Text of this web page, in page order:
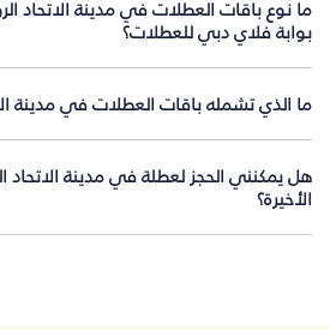
ما نوع باقات العطلات في مدينة الاتحاد
بوابة فلاي دبي للعطلات؟
ما الذي تشمله باقات العطلات في مدينة
هل يمكنني الحجز لعطلة في مدينة
الأخيرة؟